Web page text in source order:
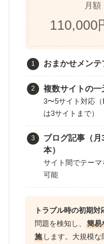
月額
110,000
おまかせメン
複数サイトの一
3〜5サイト対応
は3サイトまで）
ブログ記事（
本）
サイト間でテー
可能
トラブル時の初期対
問題を検知し、簡易
施 します。大規模